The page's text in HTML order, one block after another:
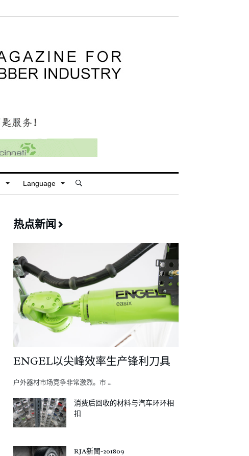
Language
热点新闻
ENGEL以尖峰效率生产锋利刀具
户外器材市场竞争非常激烈。市 …
消费后回收的材料与汽车环环相
扣
RJA新聞-201809